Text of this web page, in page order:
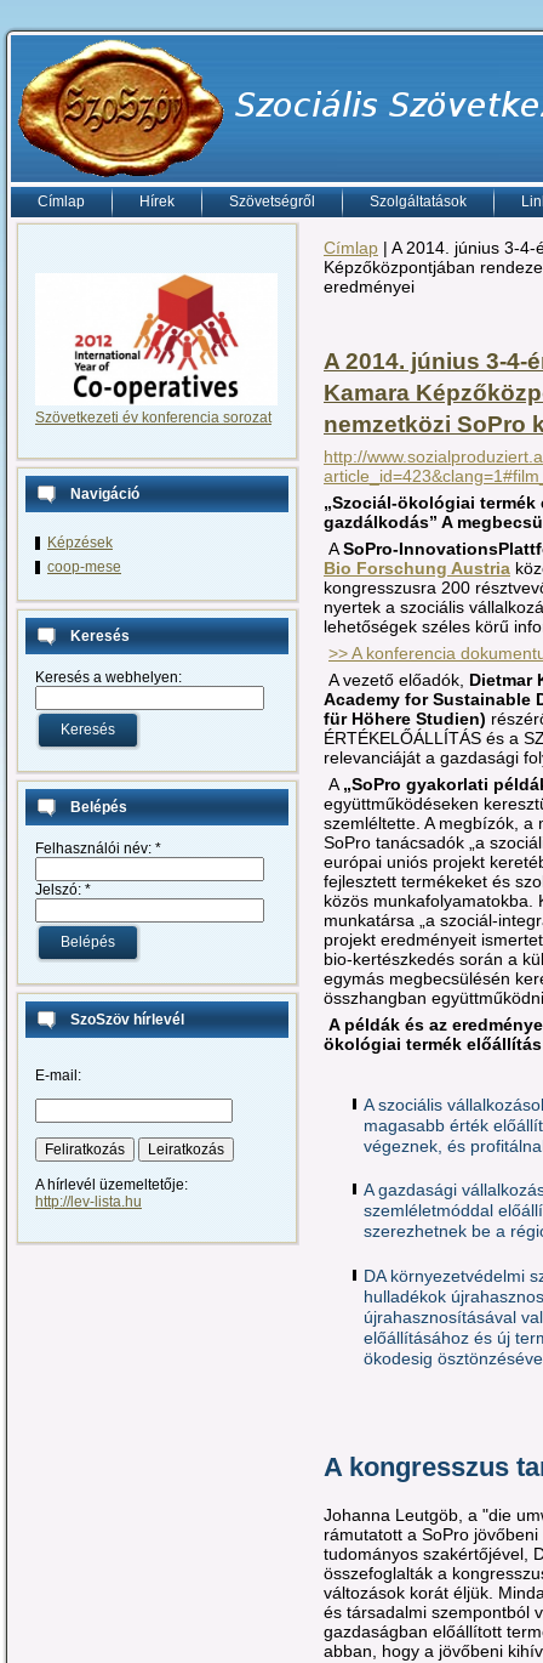
Címlap Hírek Szövetségről Szolgáltatások
Szövetkezeti év konferencia sorozat
Navigáció
Képzések
coop-mese
Keresés
Keresés a webhelyen:
Belépés
Felhasználói név: *
Jelszó: *
SzoSzöv hírlevél
E-mail:
A hírlevél üzemeltetője:
http://lev-lista.hu
Címlap | A 2014. június 3-
Képzőközpontjában
eredményei
A 2014. június 3-4-
Kamara
nemzetközi SoPro
http://
„Szociál-ökológiai
gazdálkodás” A
ASoPro-
Bio Forschung Austria
kongresszusra 200
nyertek a szociális
lehetőségek széles körű
>> A konferencia
A vezető előadók, Dietmar
Academy for Sustainable
für Höhere Studien)
ÉRTÉKELŐÁLLÍTÁS és a
relevanciáját a gazdasági
A „SoPro gyakorlati
együttműködéseken
szemléltette. A megbízók, a
SoPro tanácsadók „a
európai uniós projekt
fejlesztett termékeket és
közös munkafolyamatokba.
munkatársa „a szociál-
projekt eredményeit
bio-kertészkedés során a
egymás megbecsülésén
összhangban
A példák és az
ökológiai termék
A szociális
magasabb érték
végeznek, és
A gazdasági
szemléletmóddal
szerezhetnek be a
DA környezetvédelmi
hulladékok
újrahasznosításával
előállításához és új
ökodesig
A kongresszus
Johanna Leutgöb, a "die
rámutatott a SoPro
tudományos szakértőjével,
összefoglalták a
változások korát éljük.
és társadalmi szempontból
gazdaságban előállított
abban, hogy a jövőbeni